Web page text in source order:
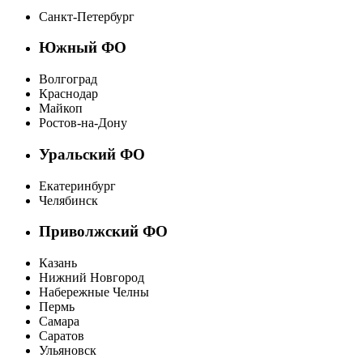
Санкт-Петербург
Южный ФО
Волгоград
Краснодар
Майкоп
Ростов-на-Дону
Уральский ФО
Екатеринбург
Челябинск
Приволжский ФО
Казань
Нижний Новгород
Набережные Челны
Пермь
Самара
Саратов
Ульяновск